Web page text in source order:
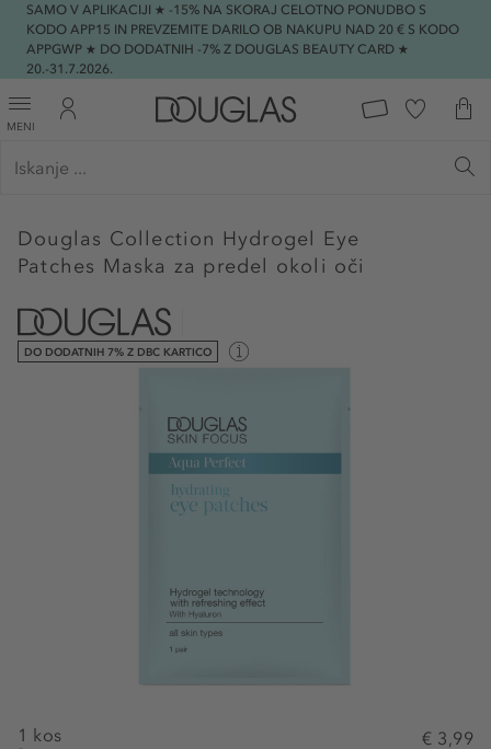
SAMO V APLIKACIJI ★ -15% NA SKORAJ CELOTNO PONUDBO S
KODO APP15 IN PREVZEMITE DARILO OB NAKUPU NAD 20 € S KODO
APPGWP ★ DO DODATNIH -7% Z DOUGLAS BEAUTY CARD ★
20.-31.7.2026.
MENI
Douglas Collection Hydrogel Eye
Patches Maska za predel okoli oči
DO DODATNIH 7% Z DBC KARTICO
1 kos € 3,99